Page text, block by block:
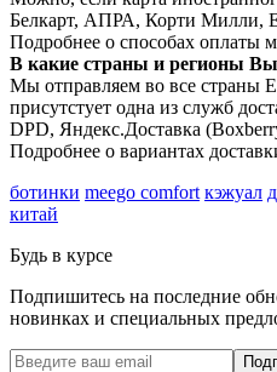
Белкарт, АПРА, Корти Милли,
Подробнее о способах оплаты
В какие страны и регионы Вы
Мы отправляем во все страны
присутстует одна из служб
DPD, Яндекс.Доставка
Подробнее о вариантах
ботинки meego comfort кэжуал
китай
Будь в курсе
Подпишитесь на последние
новинках и специальных